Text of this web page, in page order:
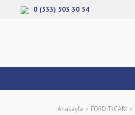
0 (533) 503 30 54
Anasayfa FORD TİCARİ